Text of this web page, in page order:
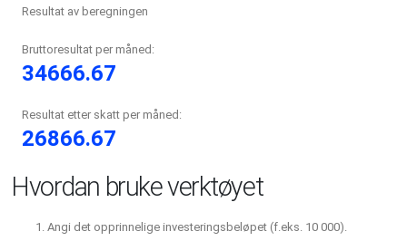
Resultat av beregningen
Bruttoresultat per måned:
34666.67
Resultat etter skatt per måned:
26866.67
Hvordan bruke verktøyet
Angi det opprinnelige investeringsbeløpet (f.eks. 10 000).